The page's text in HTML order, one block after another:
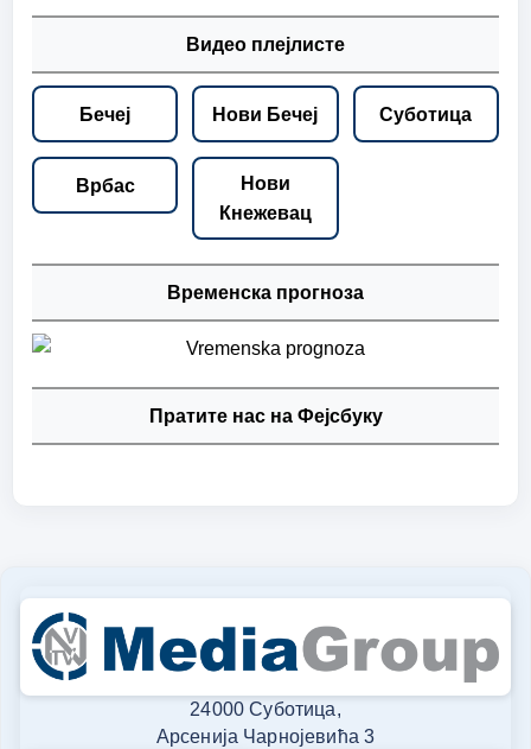
Видео плејлисте
Бечеј Нови Бечеј Суботица
Врбас
Нови
Кнежевац
Временска прогноза
Пратите нас на Фејсбуку
24000 Суботица,
Арсенија Чарнојевића 3